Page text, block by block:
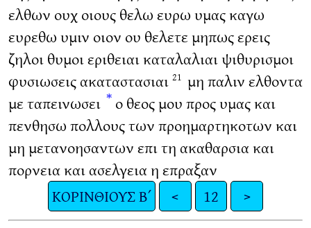
ελθων ουχ οιους θελω ευρω υμας καγω
ευρεθω υμιν οιον ου θελετε μηπως ερεις
ζηλοι θυμοι εριθειαι καταλαλιαι ψιθυρισμοι
φυσιωσεις ακαταστασιαι 21 μη παλιν ελθοντα
με ταπεινωσει *ο θεος μου προς υμας και
πενθησω πολλους των προημαρτηκοτων και
μη μετανοησαντων επι τη ακαθαρσια και
πορνεια και ασελγεια η επραξαν
ΚΟΡΙΝΘΙΟΥΣ Β΄
< 12 >